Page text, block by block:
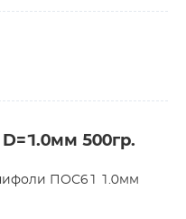
500гр.
ПОС61 1.0мм